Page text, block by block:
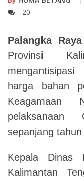
20
Palangka Raya
Provinsi
harga bahan
Keagamaan
pelaksanaan
sepanjang tahun
Kepala Dinas
Kalimantan